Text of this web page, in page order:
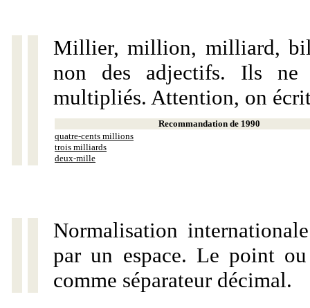
Millier, million, milliard,
non des adjectifs. Ils ne
multipliés. Attention, on
Recommandation de 1990
quatre-cents millions
trois milliards
deux-mille
Normalisation
par un espace. Le point
comme séparateur décimal.